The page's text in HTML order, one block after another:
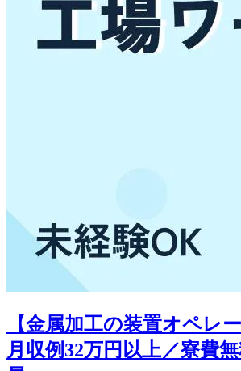
【金属加工の装置オペレ
月収例32万円以上／寮費